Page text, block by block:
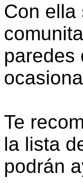
Con ella
paredes
Te
la lista
podrán